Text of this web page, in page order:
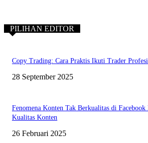
PILIHAN EDITOR
Copy Trading: Cara Praktis Ikuti Trader
28 September 2025
Fenomena Konten Tak Berkualitas di
Kualitas Konten
26 Februari 2025